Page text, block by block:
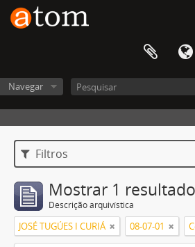
Navegar
Filtros
Mostrar 1
Descrição arquivística
JOSÉ TUGÚES I CURIÁ 08-07-01